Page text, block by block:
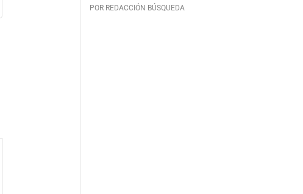
POR REDACCIÓN BÚSQUEDA